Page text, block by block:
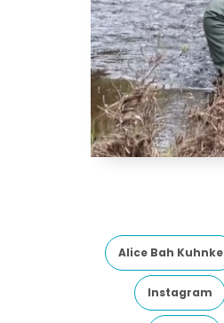
Alice Bah Kuhnke
Instagram